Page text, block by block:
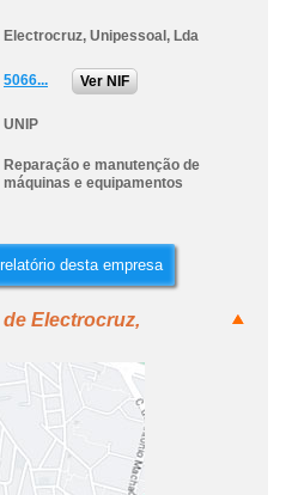
Electrocruz, Unipessoal, Lda
5066... Ver NIF
UNIP
Reparação e manutenção de
máquinas e equipamentos
desta empresa
Electrocruz,